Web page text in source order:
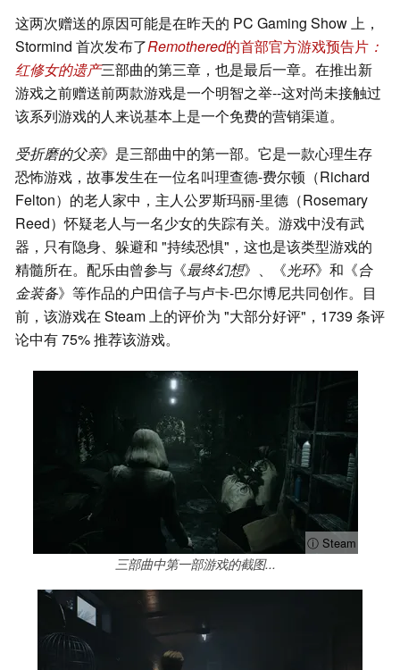
这两次赠送的原因可能是在昨天的 PC Gaming Show 上，
Stormind 首次发布了Remothered的首部官方游戏预告片 ：
红修女的遗产三部曲的第三章，也是最后一章。在推出新
游戏之前赠送前两款游戏是一个明智之举--这对尚未接触过
该系列游戏的人来说基本上是一个免费的营销渠道。
受折磨的父亲》是三部曲中的第一部。它是一款心理生存
恐怖游戏，故事发生在一位名叫理查德-费尔顿（Richard
Felton）的老人家中，主人公罗斯玛丽-里德（Rosemary
Reed）怀疑老人与一名少女的失踪有关。游戏中没有武
器，只有隐身、躲避和 "持续恐惧"，这也是该类型游戏的
精髓所在。配乐由曾参与《最终幻想》、《光环》和《合
金装备》等作品的户田信子与卢卡-巴尔博尼共同创作。目
前，该游戏在 Steam 上的评价为 "大部分好评"，1739 条评
论中有 75% 推荐该游戏。
ⓘ Steam
三部曲中第一部游戏的截图...